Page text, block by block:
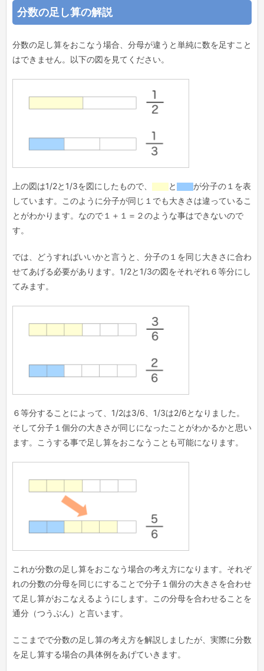
分数の足し算の解説
分数の足し算をおこなう場合、分母が違うと単純に数を足すこと
はできません。以下の図を見てください。
上の図は1/2と1/3を図にしたもので、 と が分子の１を表
しています。このように分子が同じ１でも大きさは違っているこ
とがわかります。なので１＋１＝２のような事はできないので
す。
では、どうすればいいかと言うと、分子の１を同じ大きさに合わ
せてあげる必要があります。1/2と1/3の図をそれぞれ６等分にし
てみます。
６等分することによって、1/2は3/6、1/3は2/6となりました。
そして分子１個分の大きさが同じになったことがわかるかと思い
ます。こうする事で足し算をおこなうことも可能になります。
これが分数の足し算をおこなう場合の考え方になります。それぞ
れの分数の分母を同じにすることで分子１個分の大きさを合わせ
て足し算がおこなえるようにします。この分母を合わせることを
通分（つうぶん）と言います。
ここまでで分数の足し算の考え方を解説しましたが、実際に分数
を足し算する場合の具体例をあげていきます。